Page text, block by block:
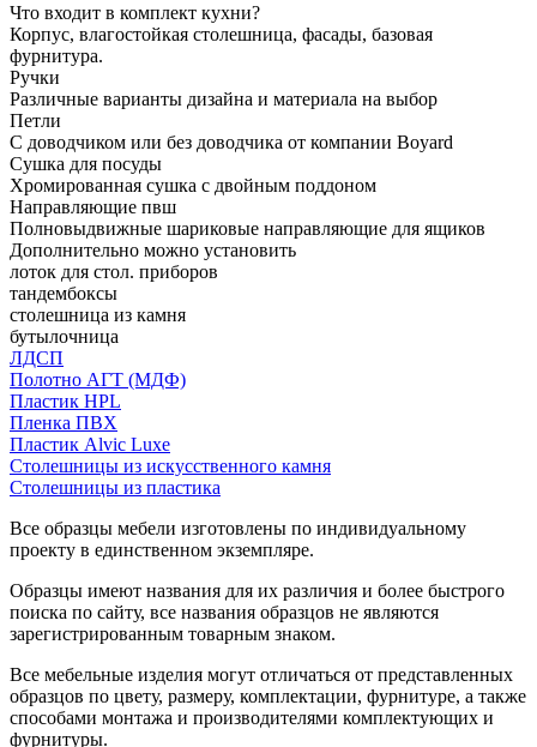
Что входит в комплект кухни?
Корпус, влагостойкая столешница, фасады, базовая
фурнитура.
Ручки
Различные варианты дизайна и материала на выбор
Петли
С доводчиком или без доводчика от компании Boyard
Сушка для посуды
Хромированная сушка с двойным поддоном
Направляющие пвш
Полновыдвижные шариковые направляющие для ящиков
Дополнительно можно установить
лоток для стол. приборов
тандембоксы
столешница из камня
бутылочница
ЛДСП
Полотно АГТ (МДФ)
Пластик HPL
Пленка ПВХ
Пластик Alvic Luxe
Столешницы из искусственного камня
Столешницы из пластика
Все образцы мебели изготовлены по индивидуальному
проекту в единственном экземпляре.
Образцы имеют названия для их различия и более быстрого
поиска по сайту, все названия образцов не являются
зарегистрированным товарным знаком.
Все мебельные изделия могут отличаться от представленных
образцов по цвету, размеру, комплектации, фурнитуре, а также
способами монтажа и производителями комплектующих и
фурнитуры.